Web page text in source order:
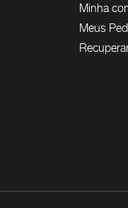
Minha
Meus